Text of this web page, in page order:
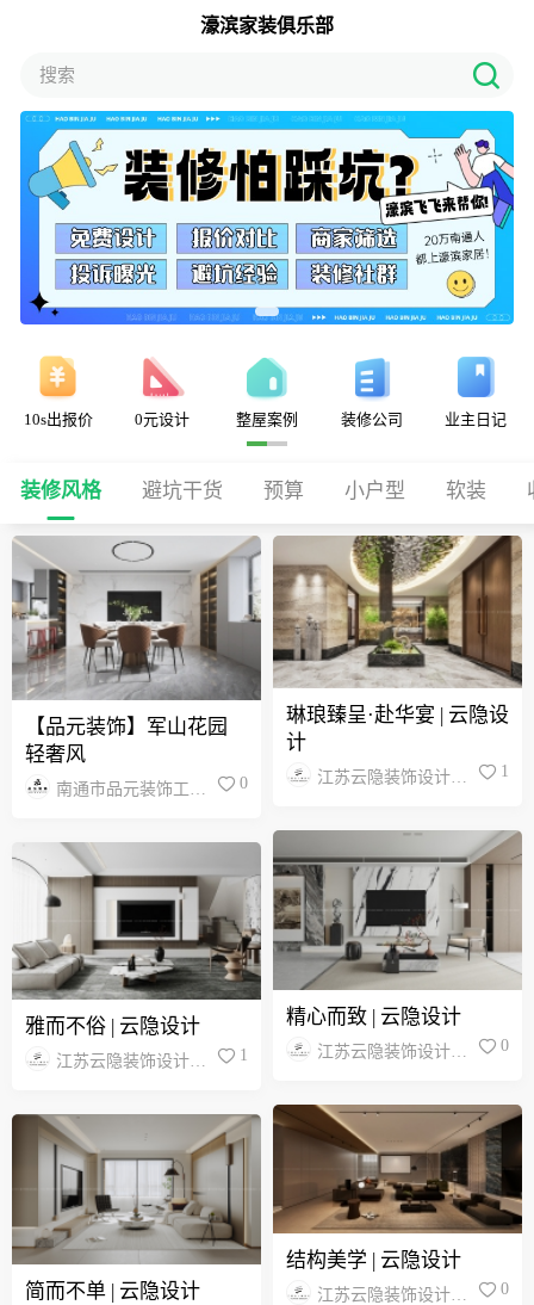
濠滨家装俱乐部
搜索
10s出报价 0元设计 整屋案例 装修公司 业主日记
装修风格 避坑干货 预算 小户型 软装
【品元装饰】军山花园
轻奢风
南通市品元装饰工程
0
雅而不俗 | 云隐设计
江苏云隐装饰设计工
1
简而不单 | 云隐设计
琳琅臻呈·赴华宴 | 云隐设
计
江苏云隐装饰设计工
1
精心而致 | 云隐设计
江苏云隐装饰设计工
0
结构美学 | 云隐设计
江苏云隐装饰设计工
0